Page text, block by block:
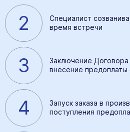
2
Специалист
время встречи
3
Заключение Договора
внесение предоплаты
4
Запуск заказа в
поступления